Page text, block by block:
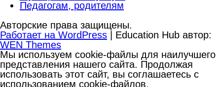
Педагогам, родителям
Авторские права защищены.
Работает на WordPress | Education Hub автор:
WEN Themes
Мы используем cookie-файлы для наилучшего
представления нашего сайта. Продолжая
использовать этот сайт, вы соглашаетесь с
использованием cookie-файлов.